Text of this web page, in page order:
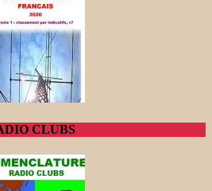
CLUBS